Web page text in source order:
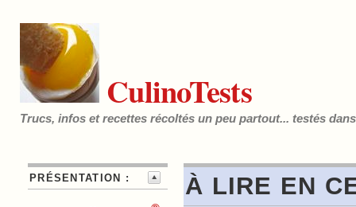
CulinoTests
Trucs, infos et recettes récoltés un peu partout... testés
PRÉSENTATION : À LIRE EN